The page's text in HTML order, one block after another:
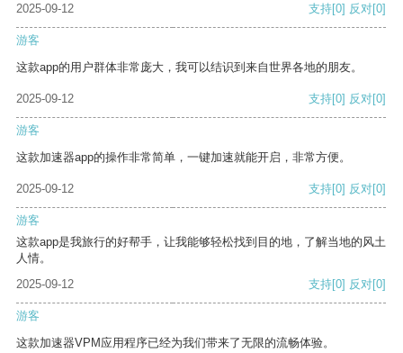
2025-09-12
支持[0] 反对[0]
游客
这款app的用户群体非常庞大，我可以结识到来自世界各地的朋友。
2025-09-12 支持[0] 反对[0]
游客
这款加速器app的操作非常简单，一键加速就能开启，非常方便。
2025-09-12 支持[0] 反对[0]
游客
这款app是我旅行的好帮手，让我能够轻松找到目的地，了解当地的风土
人情。
2025-09-12
支持[0] 反对[0]
游客
这款加速器VPM应用程序已经为我们带来了无限的流畅体验。